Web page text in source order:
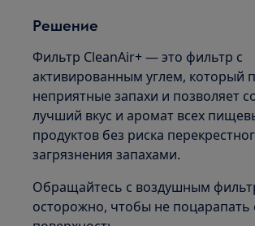
Решение
Фильтр CleanAir+ — это фильтр с
активированным углем, который
неприятные запахи и позволяет
лучший вкус и аромат всех
продуктов без риска
загрязнения запахами.
Обращайтесь с воздушным
осторожно, чтобы не поцарапать